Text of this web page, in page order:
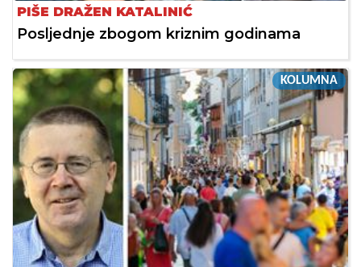
PIŠE DRAŽEN KATALINIĆ
Posljednje zbogom kriznim godinama
KOLUMNA